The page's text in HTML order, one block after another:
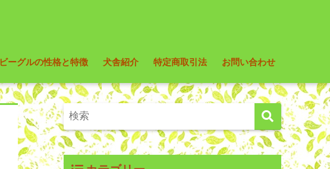
ビーグルの性格と特徴 犬舎紹介 特定商取引法 お問い合わせ